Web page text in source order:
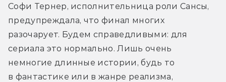
Софи Тернер, исполнительница роли Сансы,
предупреждала, что финал многих
разочарует. Будем справедливыми: для
сериала это нормально. Лишь очень
немногие длинные истории, будь то
в фантастике или в жанре реализма,